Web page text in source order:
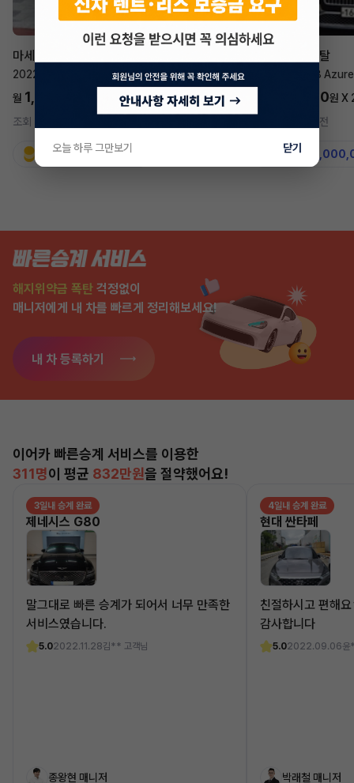
승계 매니저
한태현
마세라티 르반떼
2022년
2.0 Hybrid GT
월 1,697,700 24개월
조회 744
지원금31,860,000원
벤틀리 컨티넨탈
4.0 V8 Azure
5,577,270원 X
2주 전
지원금
해지위약금 폭탄 걱정없이
매니저에게 내 차를 빠르게 정리해보세요!
내 차 등록하기
이어카 빠른승계 서비스를 이용한
311명이 평균 832만원을 절약했어요!
3일내 승계 완료
제네시스 G80
말그대로 빠른 승계가 되어서 너무 만족한
서비스였습니다.
5.02022.11.28김** 고객님
종왕현 매니저
4일내 승계 완료
현대 싼타페
친절하시고 편해
감사합니다
5.02022.09.06윤
박래철 매니저
오늘 하루 그만보기 닫기